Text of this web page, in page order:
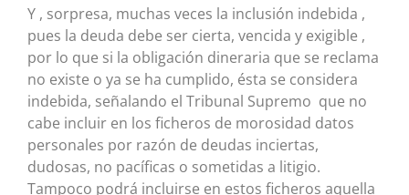
Y , sorpresa, muchas veces la inclusión indebida ,
pues la deuda debe ser cierta, vencida y exigible ,
por lo que si la obligación dineraria que se reclama
no existe o ya se ha cumplido, ésta se considera
indebida, señalando el Tribunal Supremo que no
cabe incluir en los ficheros de morosidad datos
personales por razón de deudas inciertas,
dudosas, no pacíficas o sometidas a litigio.
Tampoco podrá incluirse en estos ficheros aquella